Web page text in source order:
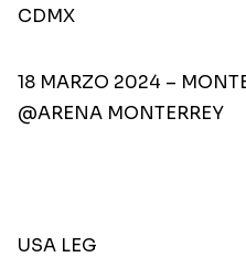
CDMX
18 MARZO 2024 –
@ARENA MONTERREY
USA LEG